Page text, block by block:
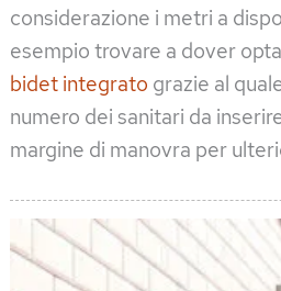
considerazione i metri a
esempio trovare a dover
bidet integrato grazie al
numero dei sanitari da
margine di manovra per